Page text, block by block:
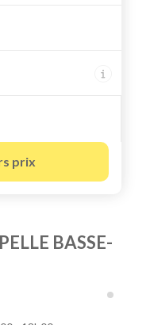
prix
BASSE-